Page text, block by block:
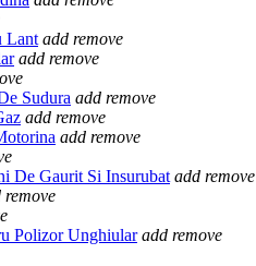
Lant add remove
add remove
Sudura add remove
add remove
add remove
De Gaurit Si Insurubat add remove
remove
Polizor Unghiular add remove